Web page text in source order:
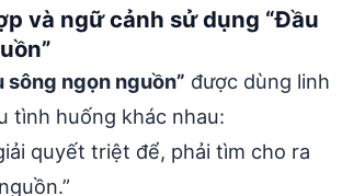
và ngữ cảnh sử dụng “Đầu
sông ngọn nguồn” được dùng linh
tình huống khác nhau:
quyết triệt để, phải tìm cho ra